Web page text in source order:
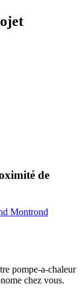
de
Montrond
pompe-a-chaleur
chez vous.